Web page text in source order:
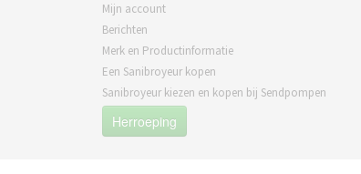
Mijn account
Berichten
Merk en Productinformatie
Een Sanibroyeur kopen
Sanibroyeur kiezen en kopen bij Sendpompen
Herroeping